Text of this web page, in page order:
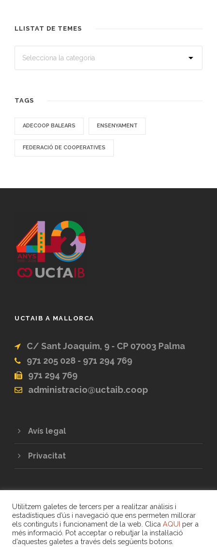
LLISTAT DE TEMES
TAGS
ADECOOP BALEARS ENSENYAMENT
FEDERACIÓ DE COOPERATIVES
UCTAIB A MALLORCA
C/ Sant Joaquim, 9 - CP 07003 Palma
971 205 028 - 971 294 769
971 294 769
administracio@uctaib.coop
Avís legal
Privacitat
COPYRIGHT 2020 - UNIÓ DE COOPERATIVES
Utilitzem galetes de tercers per a realitzar anàlisis i
estadístiques d’ús i navegació que ens permeten millorar
els continguts i funcionament de la web. Clica AQUI per a
més informació. Pot acceptar o rebutjar la instal·lació
d’aquestes galetes a través dels següents botons.